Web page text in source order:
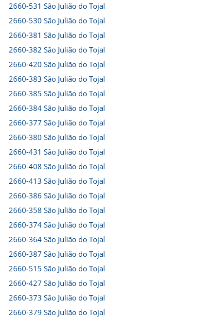
2660-531 São Julião do Tojal
2660-530 São Julião do Tojal
2660-381 São Julião do Tojal
2660-382 São Julião do Tojal
2660-420 São Julião do Tojal
2660-383 São Julião do Tojal
2660-385 São Julião do Tojal
2660-384 São Julião do Tojal
2660-377 São Julião do Tojal
2660-380 São Julião do Tojal
2660-431 São Julião do Tojal
2660-408 São Julião do Tojal
2660-413 São Julião do Tojal
2660-386 São Julião do Tojal
2660-358 São Julião do Tojal
2660-374 São Julião do Tojal
2660-364 São Julião do Tojal
2660-387 São Julião do Tojal
2660-515 São Julião do Tojal
2660-427 São Julião do Tojal
2660-373 São Julião do Tojal
2660-379 São Julião do Tojal